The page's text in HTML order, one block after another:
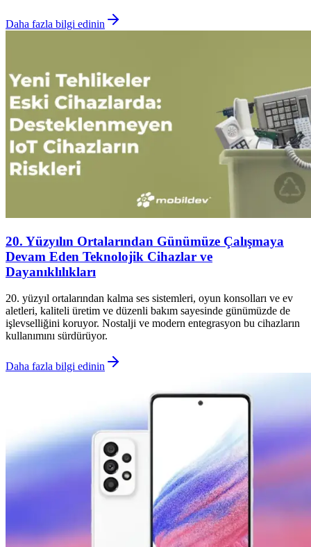
Daha fazla bilgi edinin
20. Yüzyılın Ortalarından Günümüze Çalışmaya
Devam Eden Teknolojik Cihazlar ve
Dayanıklılıkları
20. yüzyıl ortalarından kalma ses sistemleri, oyun konsolları ve ev
aletleri, kaliteli üretim ve düzenli bakım sayesinde günümüzde de
işlevselliğini koruyor. Nostalji ve modern entegrasyon bu cihazların
kullanımını sürdürüyor.
Daha fazla bilgi edinin